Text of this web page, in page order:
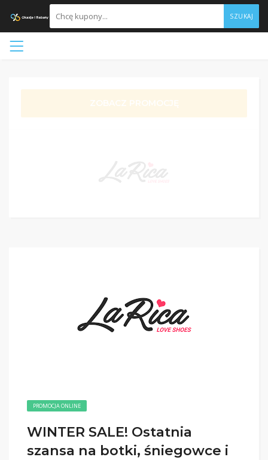
SZUKAJ
ZOBACZ PROMOCJĘ
PROMOCJA ONLINE
WINTER SALE! Ostatnia
szansa na botki, śniegowce i